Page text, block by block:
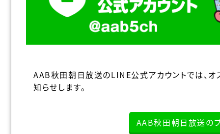
AAB秋田朝日放送のLINE公式アカウントでは、オ
知らせします。
AAB秋田朝日放送の